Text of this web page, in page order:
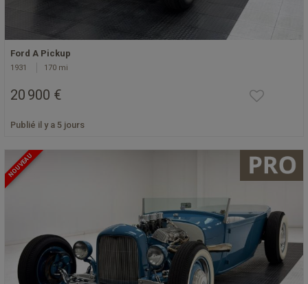
Ford A Pickup
1931 170 mi
20 900 €
Publié il y a 5 jours
NOUVEAU